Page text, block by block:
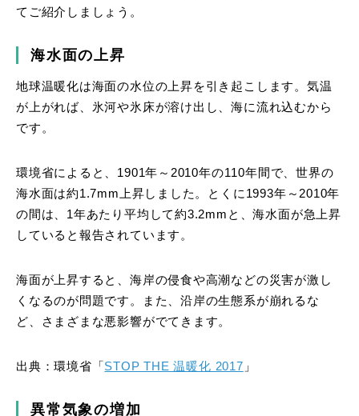
てご紹介しましょう。
海水面の上昇
地球温暖化は海面の水位の上昇を引き起こします。気温
が上がれば、氷河や氷床が溶け出し、海に流れ込むから
です。
環境省によると、1901年～2010年の110年間で、世界の
海水面は約1.7mm上昇しました。とくに1993年～2010年
の間は、1年あたり平均して約3.2mmと、海水面が急上昇
していると報告されています。
海面が上昇すると、海岸の侵食や高潮などの災害が激し
くなるのが問題です。また、沿岸の生態系が崩れるな
ど、さまざまな悪影響がでてきます。
出典：環境省「 STOP THE 温暖化 2017 」
異常気象の増加